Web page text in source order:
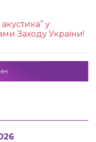
у
Заходу України!